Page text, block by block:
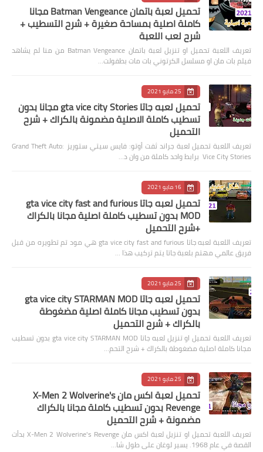
تحميل لعبة باتمان Batman Vengeance مجانا
كاملة اصلية بمساحة صغيرة + شرح التسطيب +
شرح لعب اللعبة
تعريف اللعبة تحميل او تنزيل لعبة باتمان Batman Vengeance من منا لم يشاهد
فيلم بات مان او مسلسل الكرتوني بات مات بطفولت…
25 مايو 2021
تحميل لعبه جاتا gta vice city Stories مجانا بدون
تسطيب كاملة الاصلية مضمونة بالكراك + شرح
التحميل
تعريف اللعبة تحميل لعبة جراند ثفت أوتو: فايس سيتي ستوريز Grand Theft Auto:
Vice City Stories برابط واحد كاملة من وان د…
16 مايو 2021
تحميل لعبه جاتا gta vice city fast and furious
MOD بدون تسطيب كاملة اصلية مجانا بالكراك
+شرح التحميل
تعريف اللعبة لعبه جاتا gta vice city fast and furious هي مود تم تطويره من قبل
فريق عالمي مهتم بلعبة جاتا يتم تركيب هذا …
25 مايو 2021
تحميل لعبه جاتا gta vice city STARMAN MOD
بدون تسطيب مجانا كاملة اصلية مضغوطة
بالكراك + شرح التحميل
تعريف اللعبة تحميل او تنزيل لعبه جاتا gta vice city STARMAN MOD بدون تسطيب
مجانا كاملة اصلية مضغوطة بالكراك + شرح التحم…
25 مايو 2021
تحميل لعبة اكس مان X-Men 2 Wolverine's
Revenge بدون تسطيب كاملة مجانا بالكراك
مضمونة + شرح التحميل
تعريف اللعبة تحميل او تنزيل لعبة اكس مان X-Men 2 Wolverine's Revenge بدأت
القصة في عام 1968. يسير لوغان على طول شا…